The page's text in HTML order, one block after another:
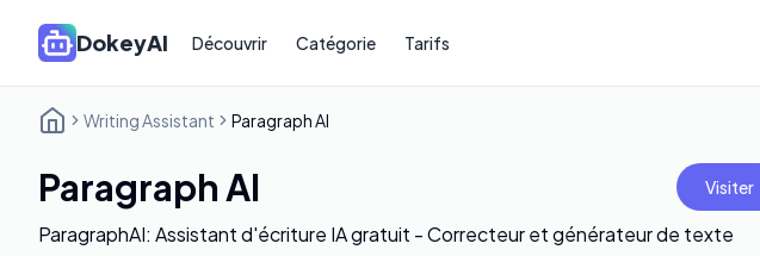
DokeyAI Découvrir Catégorie Tarifs
Writing Assistant Paragraph AI
Paragraph AI Visiter
ParagraphAI: Assistant d'écriture IA gratuit - Correcteur et générateur de texte